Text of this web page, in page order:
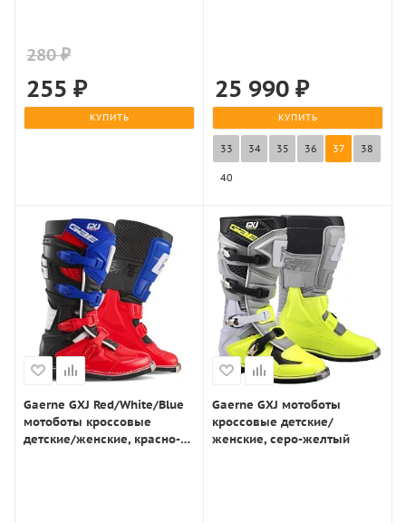
280 ₽
255 ₽
КУПИТЬ
25 990 ₽
КУПИТЬ
33 34 35 36 37 38
40
Gaerne GXJ Red/White/Blue
мотоботы кроссовые
детские/женские, красно-
Gaerne GXJ мотоботы
кроссовые детские/
женские, серо-желтый